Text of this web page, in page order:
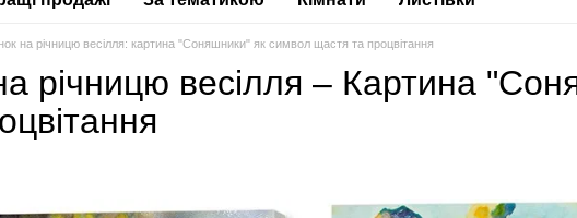
на річницю весілля: картина "Соняшники" як символ щастя та процвітання
річницю весілля – Картина